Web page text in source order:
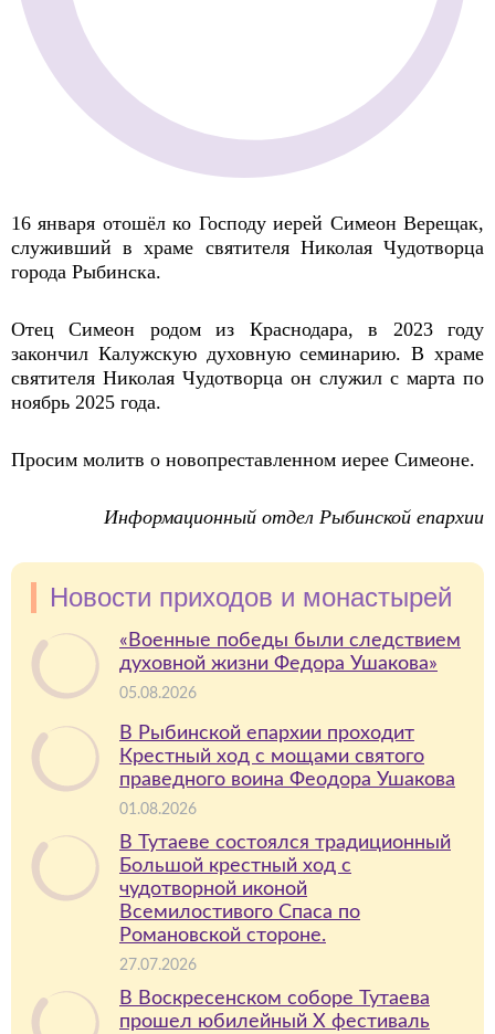
16 января отошёл ко Господу иерей Симеон Верещак,
служивший в храме святителя Николая Чудотворца
города Рыбинска.
Отец Симеон родом из Краснодара, в 2023 году
закончил Калужскую духовную семинарию. В храме
святителя Николая Чудотворца он служил с марта по
ноябрь 2025 года.
Просим молитв о новопреставленном иерее Симеоне.
Информационный отдел Рыбинской епархии
Новости приходов и монастырей
«Военные победы были следствием
духовной жизни Федора Ушакова»
05.08.2026
В Рыбинской епархии проходит
Крестный ход с мощами святого
праведного воина Феодора Ушакова
01.08.2026
В Тутаеве состоялся традиционный
Большой крестный ход с
чудотворной иконой
Всемилостивого Спаса по
Романовской стороне.
27.07.2026
В Воскресенском соборе Тутаева
прошел юбилейный X фестиваль